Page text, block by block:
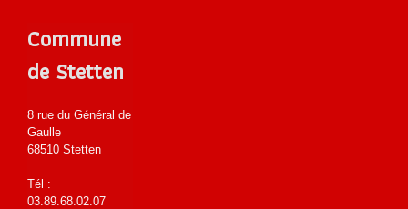
Commune
de Stetten
8 rue du Général de
Gaulle
68510 Stetten
Tél :
03.89.68.02.07